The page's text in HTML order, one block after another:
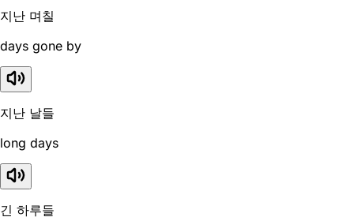
지난 며칠
days gone by
지난 날들
long days
긴 하루들